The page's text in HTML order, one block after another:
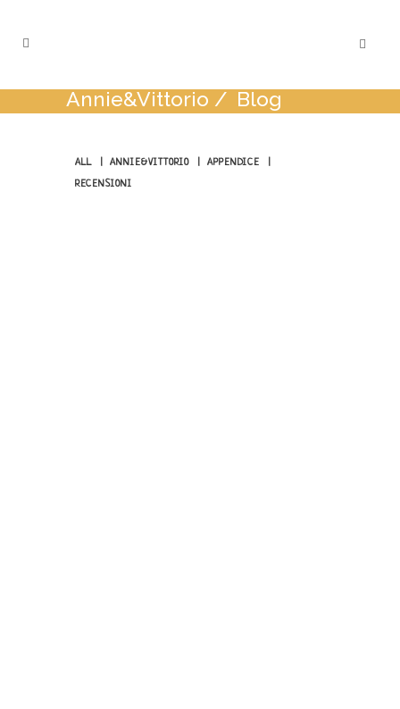
Annie&Vittorio / Blog
ALL ANNIE&VITTORIO
APPENDICE
RECENSIONI